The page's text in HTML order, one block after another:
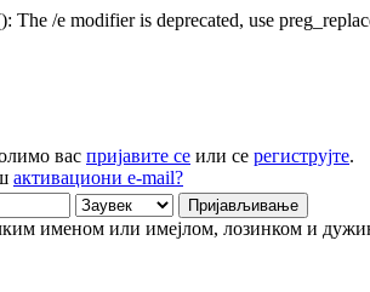
The /e modifier is deprecated, use
вас пријавите се или се региструјте.
активациони e-mail?
именом или имејлом, лозинком и